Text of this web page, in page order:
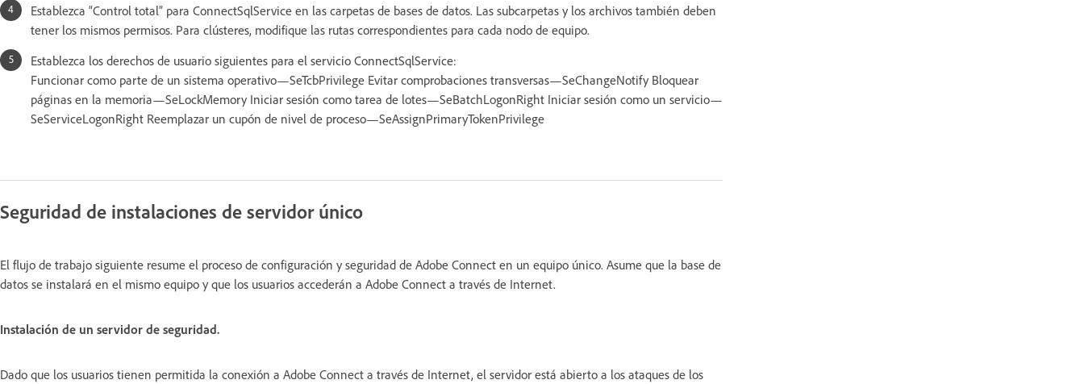
Establezca “Control total” para ConnectSqlService en las carpetas de bases de datos. Las subcarpetas y los archivos también deben
tener los mismos permisos. Para clústeres, modifique las rutas correspondientes para cada nodo de equipo.
Establezca los derechos de usuario siguientes para el servicio ConnectSqlService:
Funcionar como parte de un sistema operativo—SeTcbPrivilege Evitar comprobaciones transversas—SeChangeNotify Bloquear
páginas en la memoria—SeLockMemory Iniciar sesión como tarea de lotes—SeBatchLogonRight Iniciar sesión como un servicio—
SeServiceLogonRight Reemplazar un cupón de nivel de proceso—SeAssignPrimaryTokenPrivilege
Seguridad de instalaciones de servidor único
El flujo de trabajo siguiente resume el proceso de configuración y seguridad de Adobe Connect en un equipo único. Asume que la base de
datos se instalará en el mismo equipo y que los usuarios accederán a Adobe Connect a través de Internet.
Instalación de un servidor de seguridad.
Dado que los usuarios tienen permitida la conexión a Adobe Connect a través de Internet, el servidor está abierto a los ataques de los